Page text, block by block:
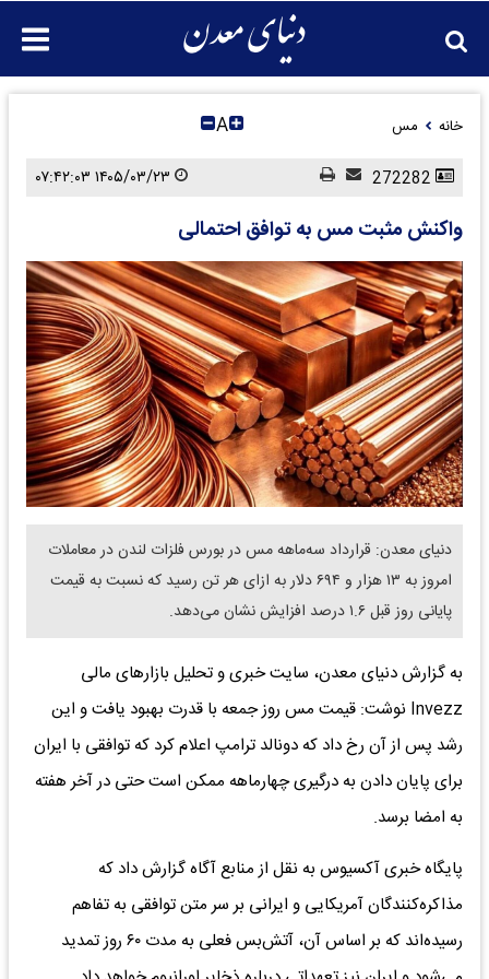
خانه مس A
واکنش مثبت مس به توافق احتمالی
دنیای معدن: قرارداد سه‌ماهه مس در بورس فلزات لندن در معاملات
امروز به ۱۳ هزار و ۶۹۴ دلار به ازای هر تن رسید که نسبت به قیمت
پایانی روز قبل ۱.۶ درصد افزایش نشان می‌دهد.
به گزارش دنیای معدن، سایت خبری و تحلیل بازارهای مالی
Invezz نوشت: قیمت مس روز جمعه با قدرت بهبود یافت و این
رشد پس از آن رخ داد که دونالد ترامپ اعلام کرد که توافقی با ایران
برای پایان دادن به درگیری چهارماهه ممکن است حتی در آخر هفته
به امضا برسد.
پایگاه خبری آکسیوس به نقل از منابع آگاه گزارش داد که
مذاکره‌کنندگان آمریکایی و ایرانی بر سر متن توافقی به تفاهم
رسیده‌اند که بر اساس آن، آتش‌بس فعلی به مدت ۶۰ روز تمدید